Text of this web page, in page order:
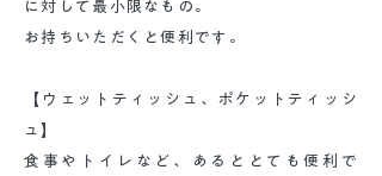
に対して最小限なもの。
​お持ちいただくと便利です。
【ウェットティッシュ、ポケットティッシ
ュ】
食事やトイレなど、あるととても便利で